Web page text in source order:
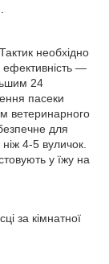
необхідно
ефективність —
24
пасеки
ветеринарного
для
4-5 вуличок.
у їжу на
за кімнатної